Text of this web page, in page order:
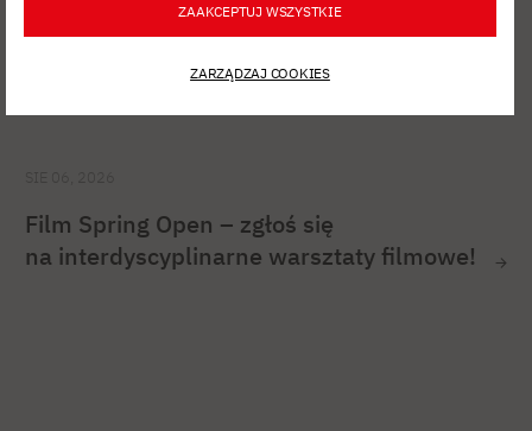
Film Spring Open – zgłoś się
na interdyscyplinarne warsztaty filmowe!
ZAAKCEPTUJ WSZYSTKIE
ZARZĄDZAJ COOKIES